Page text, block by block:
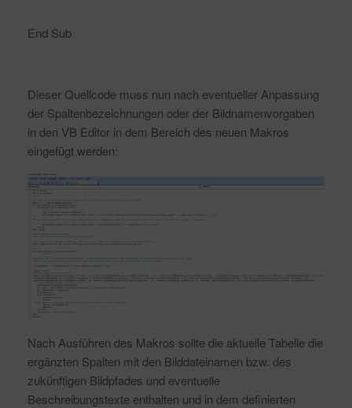
End Sub
Dieser Quellcode muss nun nach eventueller Anpassung
der Spaltenbezeichnungen oder der Bildnamenvorgaben
in den VB Editor in dem Bereich des neuen Makros
eingefügt werden:
Nach Ausführen des Makros sollte die aktuelle Tabelle die
ergänzten Spalten mit den Bilddateinamen bzw. des
zukünftigen Bildpfades und eventuelle
Beschreibungstexte enthalten und in dem definierten